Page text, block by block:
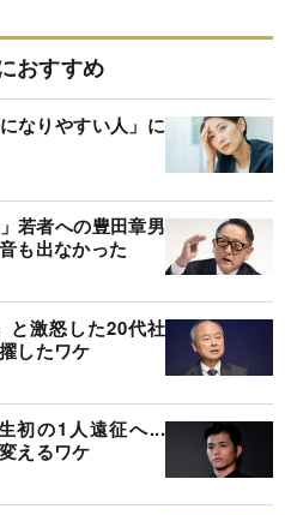
おすすめ
なりやすい人」に
若者への豊田章男
も出なかった
と激怒した20代社
したワケ
初の1人遠征へ...
えるワケ